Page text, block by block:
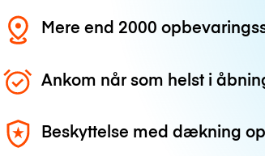
Mere end 2000
Ankom når som helst i
Beskyttelse med dækning